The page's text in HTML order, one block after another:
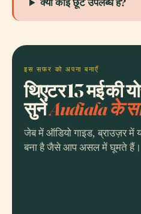
इस सफर को अपना बनाएँ
थिएटर 13 मई की
सुनेंAudiala के
जेब में ऑडियो गाइड, ब्राउज़र में
बना है जैसे आप असल में घूमते हैं।